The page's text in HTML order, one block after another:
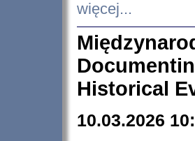
więcej...
Historical
10.03.2026